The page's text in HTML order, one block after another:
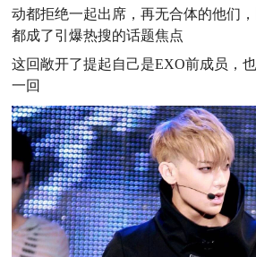
动都拒绝一起出席，再无合体的他们
都成了引爆热搜的话题焦点
这回敞开了提起自己是EXO前成员，
一回